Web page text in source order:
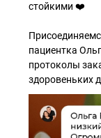
стойкими ❤️
пациентка
протоколы
здоровеньких